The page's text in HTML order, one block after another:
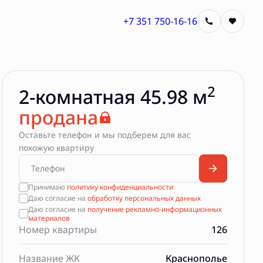
+7 351 750-16-16
2-комнатная 45.98 м2
продана
Оставьте телефон и мы подберем для вас
похожую квартиру
Принимаю политику конфиденциальности
Даю согласие на обработку персональных данных
Даю согласие на получение рекламно-информационных
материалов
Номер квартиры 126
Название ЖК Краснополье